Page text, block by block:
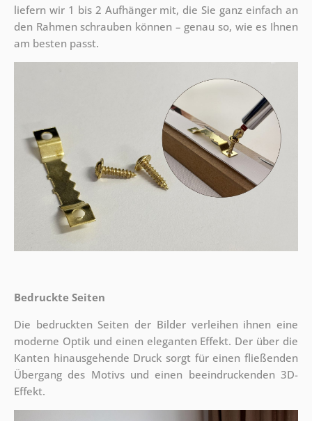
liefern wir 1 bis 2 Aufhänger mit, die Sie ganz einfach an
den Rahmen schrauben können – genau so, wie es Ihnen
am besten passt.
Bedruckte Seiten
Die bedruckten Seiten der Bilder verleihen ihnen eine
moderne Optik und einen eleganten Effekt. Der über die
Kanten hinausgehende Druck sorgt für einen fließenden
Übergang des Motivs und einen beeindruckenden 3D-
Effekt.